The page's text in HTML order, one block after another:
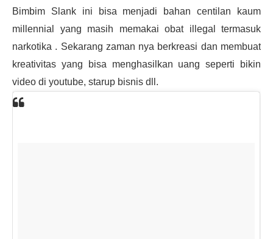
Bimbim Slank ini bisa menjadi bahan centilan kaum
millennial yang masih memakai obat illegal termasuk
narkotika . Sekarang zaman nya berkreasi dan membuat
kreativitas yang bisa menghasilkan uang seperti bikin
video di youtube, starup bisnis dll.